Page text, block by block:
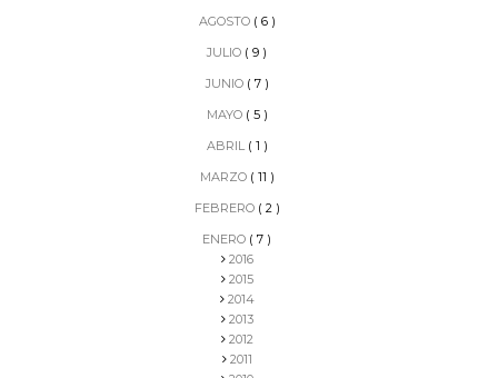
AGOSTO ( 6 )
JULIO ( 9 )
JUNIO ( 7 )
MAYO ( 5 )
ABRIL ( 1 )
MARZO ( 11 )
FEBRERO ( 2 )
ENERO ( 7 )
2016
2015
2014
2013
2012
2011